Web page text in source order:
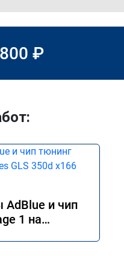
₽
и чип
1 на